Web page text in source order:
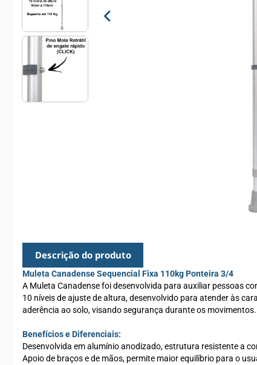
Descrição do produto
Muleta Canadense Sequencial Fixa 110kg Ponteira 3/4
A Muleta Canadense foi desenvolvida para auxiliar pessoas
10 níveis de ajuste de altura, desenvolvido para atender às
aderência ao solo, visando segurança durante os movimentos.
Benefícios e Diferenciais:
Desenvolvida em alumínio anodizado, estrutura resistente a
Apoio de braços e de mãos, permite maior equilíbrio para o